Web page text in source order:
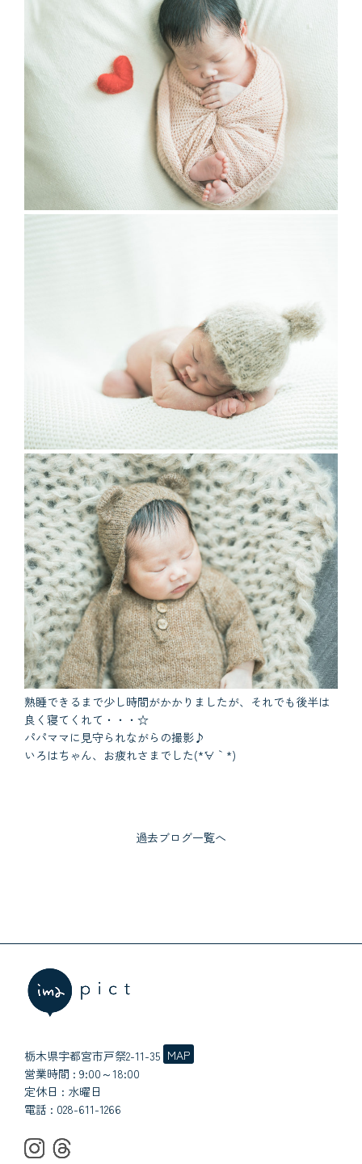
熟睡できるまで少し時間がかかりましたが、それでも後半は
良く寝てくれて・・・☆
パパママに見守られながらの撮影♪
いろはちゃん、お疲れさまでした(*´∀｀*)
過去ブログ一覧へ
栃木県宇都宮市戸祭2-11-35 MAP
営業時間 : 9:00～18:00
定休日 : 水曜日
電話 : 028-611-1266